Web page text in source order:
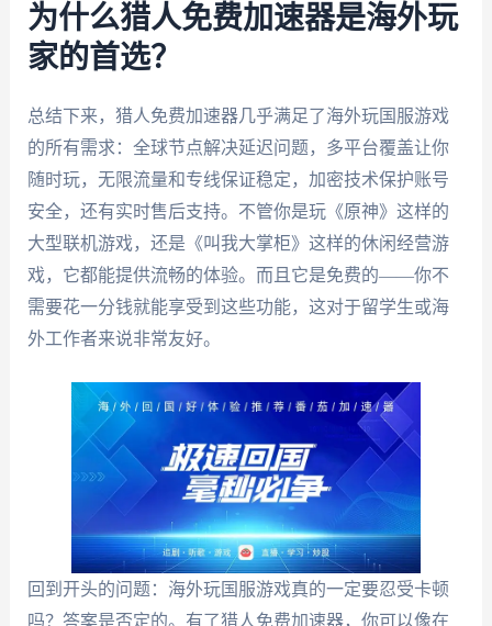
为什么猎人免费加速器是海外玩
家的首选？
总结下来，猎人免费加速器几乎满足了海外玩国服游戏
的所有需求：全球节点解决延迟问题，多平台覆盖让你
随时玩，无限流量和专线保证稳定，加密技术保护账号
安全，还有实时售后支持。不管你是玩《原神》这样的
大型联机游戏，还是《叫我大掌柜》这样的休闲经营游
戏，它都能提供流畅的体验。而且它是免费的——你不
需要花一分钱就能享受到这些功能，这对于留学生或海
外工作者来说非常友好。
回到开头的问题：海外玩国服游戏真的一定要忍受卡顿
吗？答案是否定的。有了猎人免费加速器，你可以像在